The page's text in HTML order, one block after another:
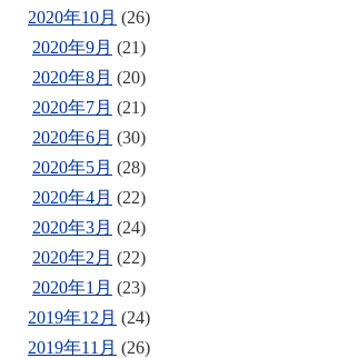
2020年10月 (26)
2020年9月 (21)
2020年8月 (20)
2020年7月 (21)
2020年6月 (30)
2020年5月 (28)
2020年4月 (22)
2020年3月 (24)
2020年2月 (22)
2020年1月 (23)
2019年12月 (24)
2019年11月 (26)